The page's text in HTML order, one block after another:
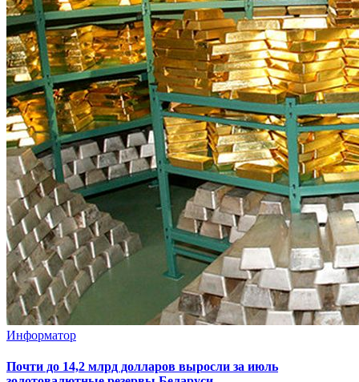
Информатор
Почти до 14,2 млрд долларов выросли за июль